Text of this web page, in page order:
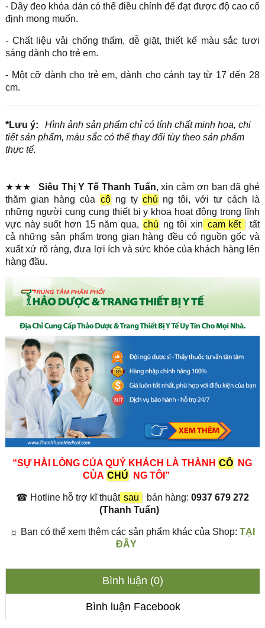
- Dây đeo khóa dán có thể điều chỉnh để đạt được độ cao cố
định mong muốn.
- Chất liệu vải chống thấm, dễ giặt, thiết kế màu sắc tươi
sáng dành cho trẻ em.
- Một cỡ dành cho trẻ em, dành cho cánh tay từ 17 đến 28
cm.
*Lưu ý:
Hình ảnh sản phẩm chỉ có tính chất minh họa, chi
tiết sản phẩm, màu sắc có thể thay đổi tùy theo sản phẩm
thực tế.
★★★ Siêu Thị Y Tế Thanh Tuấn, xin cảm ơn bạn đã ghé
thăm gian hàng của cô ng ty chú ng tôi, với tư cách là
những người cung cung thiết bị y khoa hoạt động trong lĩnh
vực này suốt hơn 15 năm qua, chú ng tôi xin cam kết
tất
cả những sản phẩm trong gian hàng đều có nguồn gốc và
xuất xứ rõ ràng, đưa lợi ích và sức khỏe của khách hàng lên
hàng đầu.
“SỰ HÀI LÒNG CỦA QUÝ KHÁCH LÀ THÀNH CÔ
NG
CỦA CHÚ NG TÔI”
☎ Hotline hỗ trợ kĩ thuật sau bán hàng: 0937 679 272
(Thanh Tuấn)
☼ Bạn có thể xem thêm các sản phẩm khác của Shop:TẠI
ĐÂY
Bình luận (0)
Bình luận Facebook